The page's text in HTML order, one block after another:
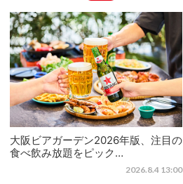
大阪ビアガーデン2026年版、注目の
食べ飲み放題をピック…
2026.8.4 13:00